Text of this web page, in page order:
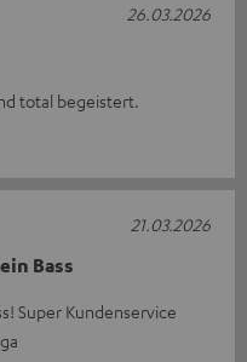
total begeistert.
26.03.2026
Bass
Super Kundenservice
21.03.2026